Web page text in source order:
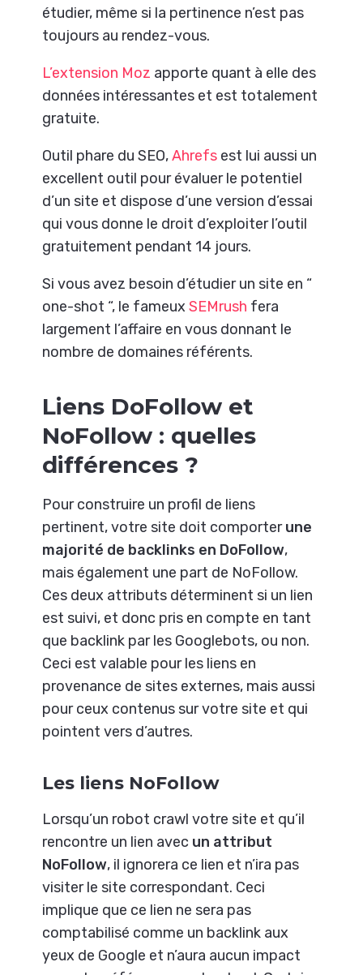
étudier, même si la pertinence n’est pas
toujours au rendez-vous.
L’extension Moz apporte quant à elle des
données intéressantes et est totalement
gratuite.
Outil phare du SEO,Ahrefs est lui aussi un
excellent outil pour évaluer le potentiel
d’un site et dispose d’une version d’essai
qui vous donne le droit d’exploiter l’outil
gratuitement pendant 14 jours.
Si vous avez besoin d’étudier un site en “
one-shot “, le fameuxSEMrush fera
largement l’affaire en vous donnant le
nombre de domaines référents.
Liens DoFollow et
NoFollow : quelles
différences ?
Pour construire un profil de liens
pertinent, votre site doit comporterune
majorité de backlinks en DoFollow,
mais également une part de NoFollow.
Ces deux attributs déterminent si un lien
est suivi, et donc pris en compte en tant
que backlink par les Googlebots, ou non.
Ceci est valable pour les liens en
provenance de sites externes, mais aussi
pour ceux contenus sur votre site et qui
pointent vers d’autres.
Les liens NoFollow
Lorsqu’un robot crawl votre site et qu’il
rencontre un lien avec un attribut
NoFollow, il ignorera ce lien et n’ira pas
visiter le site correspondant. Ceci
implique que ce lien ne sera pas
comptabilisé comme un backlink aux
yeux de Google et n’aura aucun impact